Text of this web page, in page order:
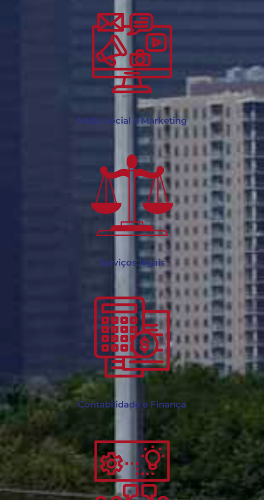
Mídia Social e Marketing
Serviços legais
Contabilidade e Finança